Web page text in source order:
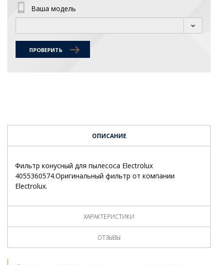
Ваша модель
ПРОВЕРИТЬ
ОПИСАНИЕ
Фильтр конусный для пылесоса Electrolux
4055360574.Оригинальный фильтр от компании
Electrolux.
ХАРАКТЕРИСТИКИ
ОТЗЫВЫ